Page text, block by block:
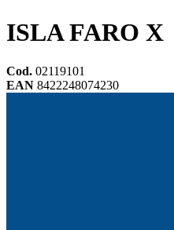
ISLA FARO X
Cod. 02119101
EAN 8422248074230